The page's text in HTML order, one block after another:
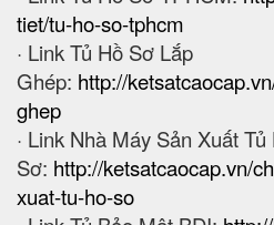
tiet/tu-ho-so-tphcm
· Link Tủ Hồ Sơ Lắp
Ghép: http://
ghep
· Link Nhà Máy Sản Xuất Tủ
Sơ: http://ketsatcaocap.vn/
xuat-tu-ho-so